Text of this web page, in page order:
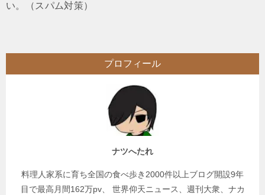
い。（スパム対策）
プロフィール
ナツへたれ
料理人家系に育ち全国の食べ歩き2000件以上ブログ開設9年
目で最高月間162万pv、 世界仰天ニュース、週刊大衆、ナカ